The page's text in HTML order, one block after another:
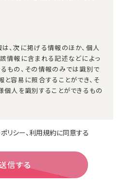
、次に掲げる情報のほか、個人
情報に含まれる記述などによっ
もの、その情報のみでは識別で
と容易に照合することができ、そ
個人を識別することができるもの
、性別、生年月日、電話番号、メ
証、・住民票など公的証明書に
リシー、利用規約に同意する